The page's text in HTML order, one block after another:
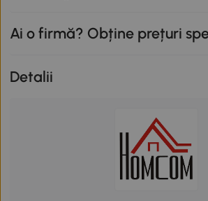
Ai o firmă? Obține prețuri
Detalii